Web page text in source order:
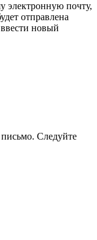
электронную почту,
отправлена
новый
Следуйте